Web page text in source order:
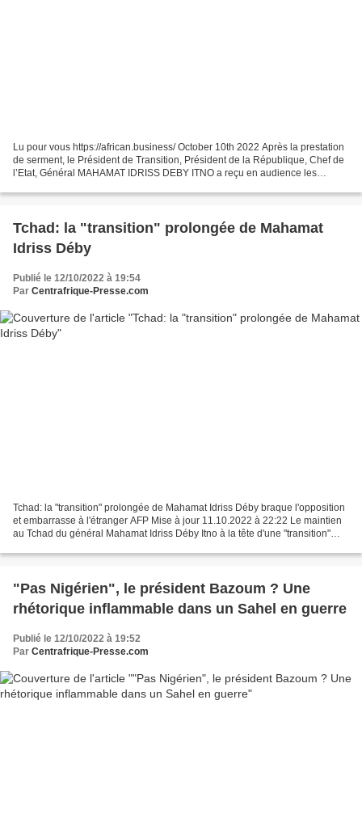
Lu pour vous https://african.business/ October 10th 2022 Après la prestation
de serment, le Président de Transition, Président de la République, Chef de
l’Etat, Général MAHAMAT IDRISS DEBY ITNO a reçu en audience les
Tchad: la "transition" prolongée de Mahamat
Idriss Déby
Publié le 12/10/2022 à 19:54
Par Centrafrique-Presse.com
Tchad: la "transition" prolongée de Mahamat Idriss Déby braque l'opposition
et embarrasse à l'étranger AFP Mise à jour 11.10.2022 à 22:22 Le maintien
au Tchad du général Mahamat Idriss Déby Itno à la tête d'une "transition"
"Pas Nigérien", le président Bazoum ? Une
rhétorique inflammable dans un Sahel en guerre
Publié le 12/10/2022 à 19:52
Par Centrafrique-Presse.com